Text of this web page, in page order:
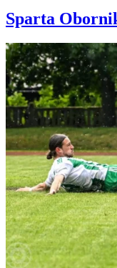
Sparta